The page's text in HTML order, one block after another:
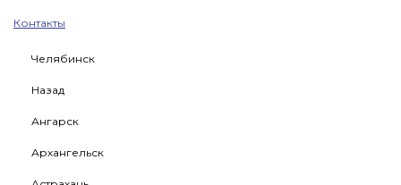
Контакты
Челябинск
Назад
Ангарск
Архангельск